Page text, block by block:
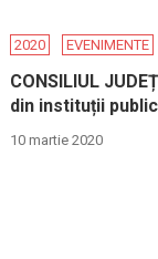
2020 EVENIMENTE
CONSILIUL
din instituții
10 martie 2020